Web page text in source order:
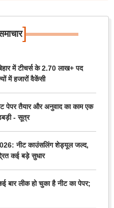
]
में टीचर्स के 2.70 लाख+ पद
में हजारों वैकेंसी
तैयार और अनुवाद का काम एक
- सूत्र
नीट काउंसलिंग शेड्यूल जल्द,
कई बड़े सुधार
लीक हो चुका है नीट का पेपर;